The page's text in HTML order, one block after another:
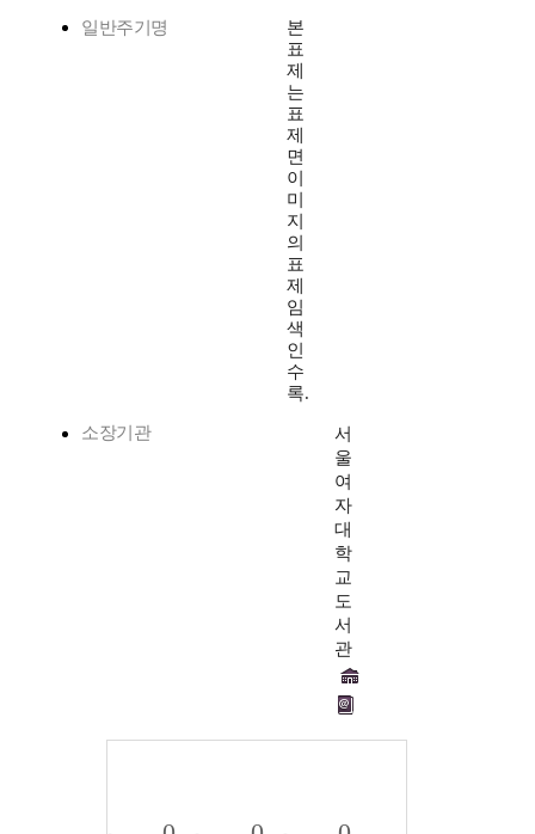
일반주기명
본
표
제
는
표
제
면
이
미
지
의
표
제
임
색
인
수
록.
소장기관
서
울
여
자
대
학
교
도
서
관